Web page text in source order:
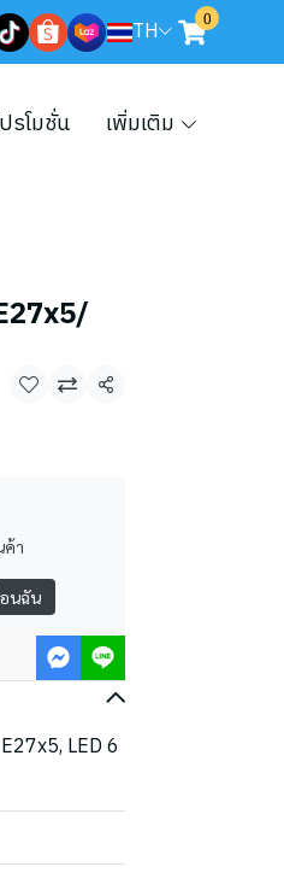
TH 0
รโมชั่น เพิ่มเติม
แชร์
ค้า
นฉัน
LED 6